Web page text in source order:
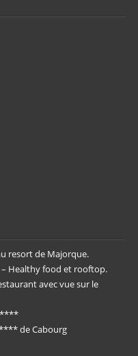
resort de Majorque.
– Healthy food et rooftop.
avec vue sur le
****
de Cabourg